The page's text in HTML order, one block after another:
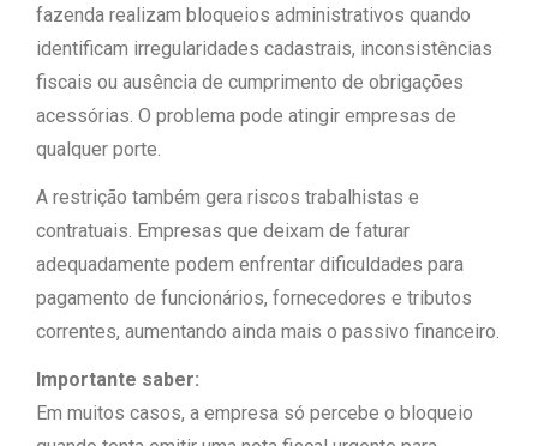
fazenda realizam bloqueios administrativos quando
identificam irregularidades cadastrais, inconsistências
fiscais ou ausência de cumprimento de obrigações
acessórias. O problema pode atingir empresas de
qualquer porte.
A restrição também gera riscos trabalhistas e
contratuais. Empresas que deixam de faturar
adequadamente podem enfrentar dificuldades para
pagamento de funcionários, fornecedores e tributos
correntes, aumentando ainda mais o passivo financeiro.
Importante saber:
Em muitos casos, a empresa só percebe o bloqueio